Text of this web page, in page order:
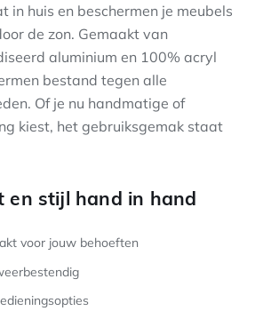
in huis en beschermen je meubels
de zon. Gemaakt van
aluminium en 100% acryl
bestand tegen alle
Of je nu handmatige of
kiest, het gebruiksgemak staat
en stijl hand in hand
voor jouw behoeften